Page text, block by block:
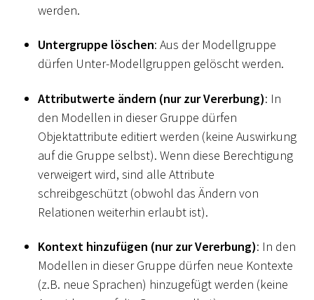
werden.
Untergruppe löschen: Aus der Modellgruppe
dürfen Unter-Modellgruppen gelöscht werden.
Attributwerte ändern (nur zur Vererbung): In
den Modellen in dieser Gruppe dürfen
Objektattribute editiert werden (keine Auswirkung
auf die Gruppe selbst). Wenn diese Berechtigung
verweigert wird, sind alle Attribute
schreibgeschützt (obwohl das Ändern von
Relationen weiterhin erlaubt ist).
Kontext hinzufügen (nur zur Vererbung): In den
Modellen in dieser Gruppe dürfen neue Kontexte
(z.B. neue Sprachen) hinzugefügt werden (keine